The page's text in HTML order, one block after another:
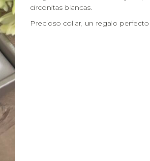
circonitas blancas.
Precioso collar, un regalo